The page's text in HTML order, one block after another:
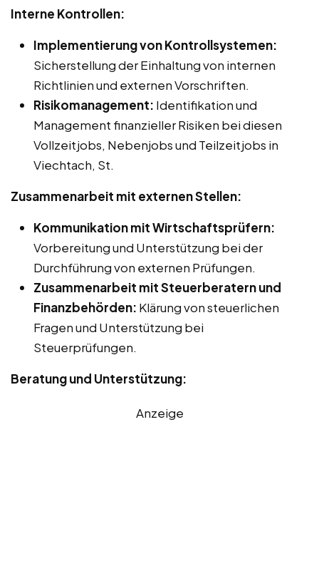
Interne Kontrollen:
Implementierung von Kontrollsystemen:
Sicherstellung der Einhaltung von internen
Richtlinien und externen Vorschriften.
Risikomanagement: Identifikation und
Management finanzieller Risiken bei diesen
Vollzeitjobs, Nebenjobs und Teilzeitjobs in
Viechtach, St.
Zusammenarbeit mit externen Stellen:
Kommunikation mit Wirtschaftsprüfern:
Vorbereitung und Unterstützung bei der
Durchführung von externen Prüfungen.
Zusammenarbeit mit Steuerberatern und
Finanzbehörden: Klärung von steuerlichen
Fragen und Unterstützung bei
Steuerprüfungen.
Beratung und Unterstützung:
Anzeige